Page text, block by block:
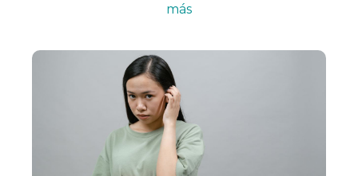
más